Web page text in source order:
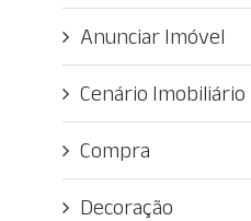
Anunciar Imóvel
Cenário Imobiliário
Compra
Decoração